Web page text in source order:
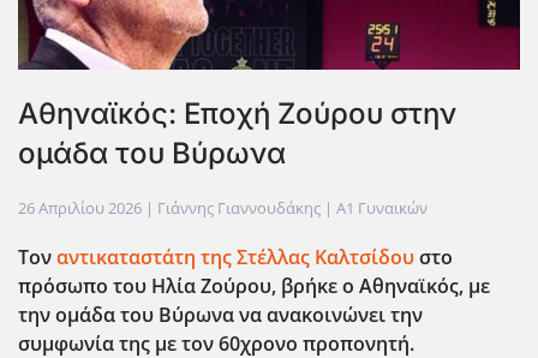
Αθηναϊκός: Εποχή Ζούρου στην
ομάδα του Βύρωνα
26 Απριλίου 2026 | Γιάννης Γιαννουδάκης | Α1 Γυναικών
Τοναντικαταστάτη της Στέλλας Καλτσίδουστο
πρόσωπο του Ηλία Ζούρου, βρήκε ο Αθηναϊκός, με
την ομάδα του Βύρωνα να ανακοινώνει την
συμφωνία της με τον 60χρονο προπονητή.